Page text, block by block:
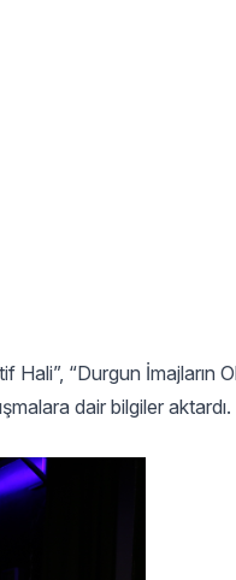
“Durgun İmajların
dair bilgiler aktardı.